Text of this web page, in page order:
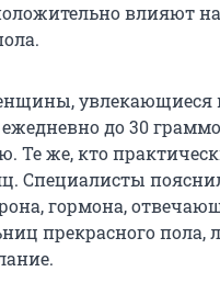
влияют
увлекающиеся
до 30
Те же, кто
Специалисты
гормона,
прекрасного